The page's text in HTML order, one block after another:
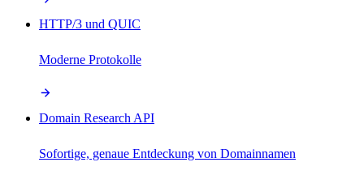
HTTP/3 und QUIC
Moderne Protokolle
Domain Research API
Sofortige, genaue Entdeckung von Domainnamen